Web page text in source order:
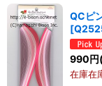
QCピ
[
990円
在庫在